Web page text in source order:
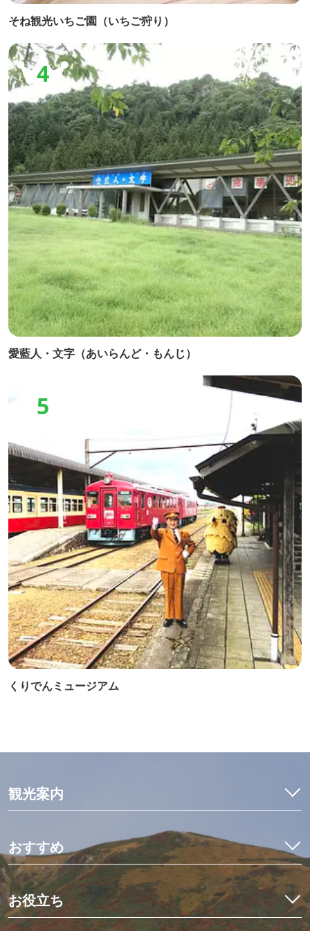
そね観光いちご園（いちご狩り）
愛藍人・文字（あいらんど・もんじ）
4
くりでんミュージアム
5
観光案内
モデルコース
観光・体験
宿泊予約
イベント
アクセス
おすすめ
イワナ料理を食べ比べ
初めての栗駒山とカヤック体験
世界にひとつだけのミニ畳作り
お役立ち